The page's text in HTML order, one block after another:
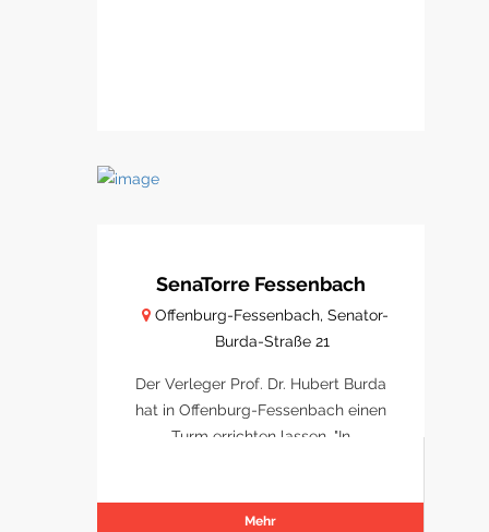
SenaTorre Fessenbach
Offenburg-Fessenbach, Senator-
Burda-Straße 21
Der Verleger Prof. Dr. Hubert Burda
hat in Offenburg-Fessenbach einen
Turm errichten lassen. "In
Der "SenaTorre" ist auch eine
Mehr